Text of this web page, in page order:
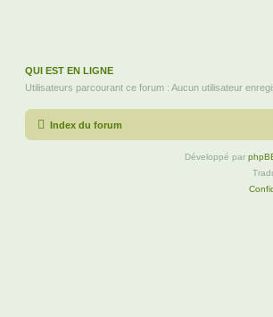
QUI EST EN LIGNE
Utilisateurs parcourant ce forum : Aucun utilisateur
Index du forum
Développé par